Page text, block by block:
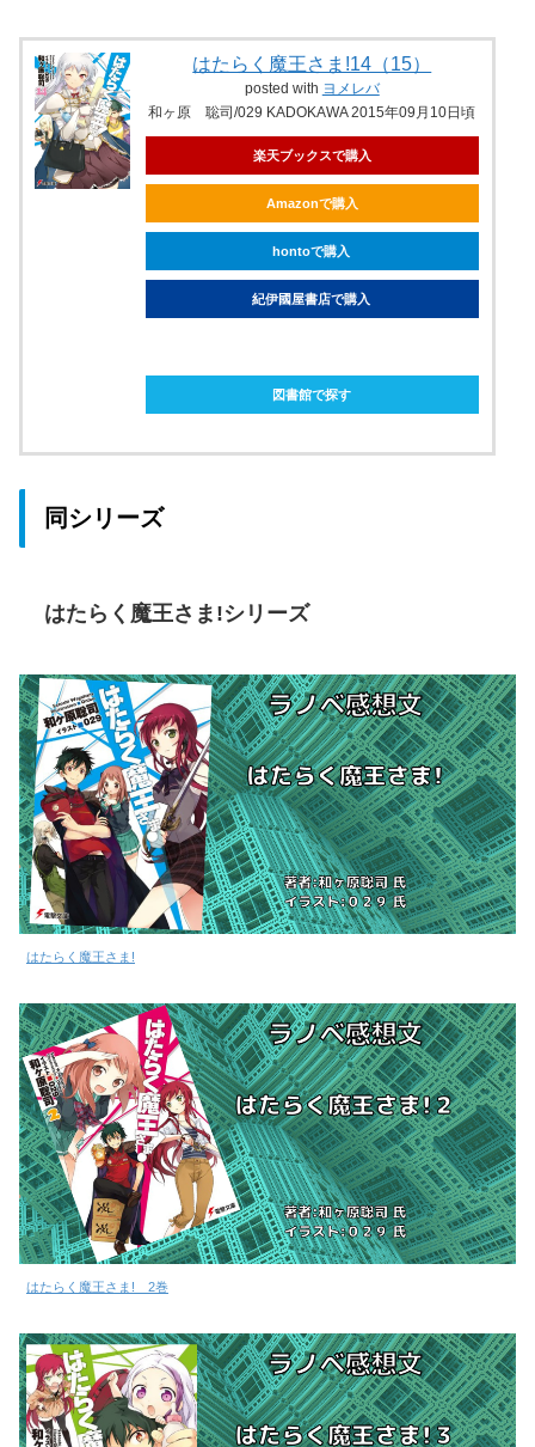
はたらく魔王さま!14（15）
posted with ヨメレバ
和ヶ原 聡司/029 KADOKAWA 2015年09月10日頃
楽天ブックスで購入
Amazonで購入
hontoで購入
紀伊國屋書店で購入
図書館で探す
同シリーズ
はたらく魔王さま!シリーズ
はたらく魔王さま!
はたらく魔王さま! 2巻